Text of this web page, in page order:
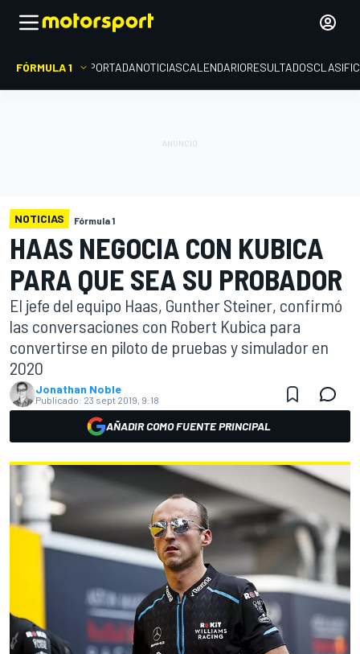
FÓRMULA 1 PORTADANOTICIASCALENDARIORESULTADOS
NOTICIAS Fórmula 1
HAAS NEGOCIA CON KUBICA
PARA QUE SEA SU PROBADOR
El jefe del equipo Haas, Gunther Steiner, confirmó
las conversaciones con Robert Kubica para
convertirse en piloto de pruebas y simulador en
2020
Jonathan Noble
Publicado: 23 sept 2019, 9:18
AÑADIR COMO FUENTE PRINCIPAL